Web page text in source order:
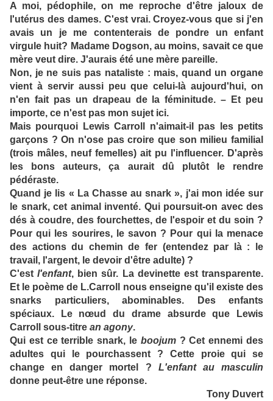
A moi, pédophile, on me reproche d'être jaloux de
l'utérus des dames. C'est vrai. Croyez-vous que si j'en
avais un je me contenterais de pondre un enfant
virgule huit? Madame Dogson, au moins, savait ce que
mère veut dire. J'aurais été une mère pareille.
Non, je ne suis pas nataliste : mais, quand un organe
vient à servir aussi peu que celui-là aujourd'hui, on
n'en fait pas un drapeau de la féminitude. – Et peu
importe, ce n'est pas mon sujet ici.
Mais pourquoi Lewis Carroll n'aimait-il pas les petits
garçons ? On n'ose pas croire que son milieu familial
(trois mâles, neuf femelles) ait pu l'influencer. D'après
les bons auteurs, ça aurait dû plutôt le rendre
pédéraste.
Quand je lis « La Chasse au snark », j'ai mon idée sur
le snark, cet animal inventé. Qui poursuit-on avec des
dés à coudre, des fourchettes, de l'espoir et du soin ?
Pour qui les sourires, le savon ? Pour qui la menace
des actions du chemin de fer (entendez par là : le
travail, l'argent, le devoir d'être adulte) ?
C'estl'enfant, bien sûr. La devinette est transparente.
Et le poème de L.Carroll nous enseigne qu'il existe des
snarks particuliers, abominables. Des enfants
spéciaux. Le nœud du drame absurde que Lewis
Carroll sous-titre an agony.
Qui est ce terrible snark, le boojum? Cet ennemi des
adultes qui le pourchassent ? Cette proie qui se
change en danger mortel ? L'enfant au masculin
donne peut-être une réponse.
Tony Duvert